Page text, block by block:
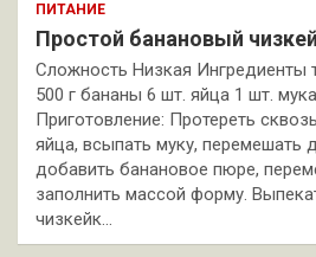
ПИТАНИЕ
Простой банановый
Сложность Низкая Ингредиенты
500 г бананы 6 шт. яйца 1 шт.
Приготовление: Протереть
яйца, всыпать муку, перемешать
добавить банановое пюре,
заполнить массой форму.
чизкейк…